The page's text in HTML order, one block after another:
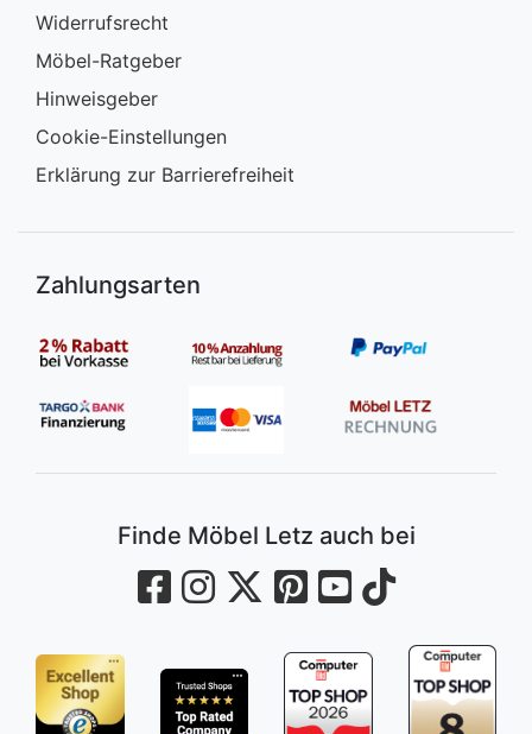
Widerrufsrecht
Möbel-Ratgeber
Hinweisgeber
Cookie-Einstellungen
Erklärung zur Barrierefreiheit
Zahlungsarten
Finde Möbel Letz auch bei